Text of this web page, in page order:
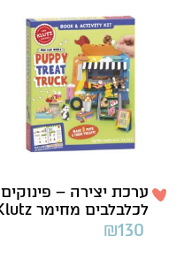
ערכת יצירה – פינוקים
לכלבלבים מחימר Klutz
₪130